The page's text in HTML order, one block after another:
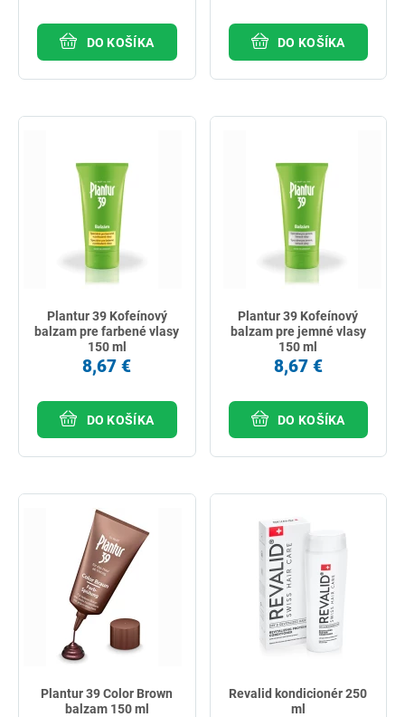
DO KOŠÍKA DO KOŠÍKA
Plantur 39 Kofeínový
balzam pre farbené vlasy
150 ml
8,67 €
DO KOŠÍKA
Plantur 39 Kofeínový
balzam pre jemné vlasy
150 ml
8,67 €
DO KOŠÍKA
Plantur 39 Color Brown
balzam 150 ml
Revalid kondicionér 250
ml